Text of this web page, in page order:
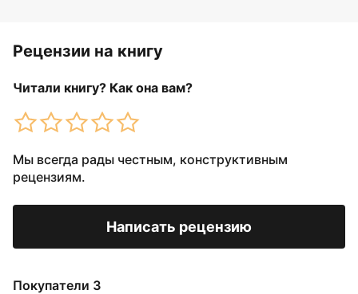
Рецензии на книгу
Читали книгу? Как она вам?
Мы всегда рады честным, конструктивным
рецензиям.
Написать рецензию
Покупатели 3